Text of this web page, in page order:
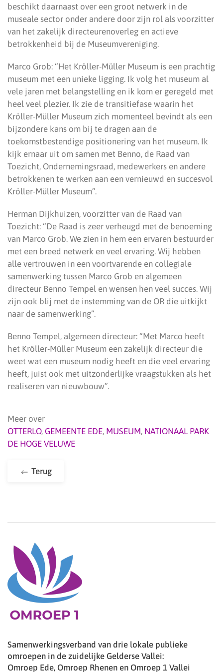
beschikt daarnaast over een groot netwerk in de
museale sector onder andere door zijn rol als voorzitter
van het zakelijk directeurenoverleg en actieve
betrokkenheid bij de Museumvereniging.
Marco Grob: “Het Kröller-Müller Museum is een prachtig
museum met een unieke ligging. Ik volg het museum al
vele jaren met belangstelling en ik kom er geregeld met
heel veel plezier. Ik zie de transitiefase waarin het
Kröller-Müller Museum zich momenteel bevindt als een
bijzondere kans om bij te dragen aan de
toekomstbestendige positionering van het museum. Ik
kijk ernaar uit om samen met Benno, de Raad van
Toezicht, Ondernemingsraad, medewerkers en andere
betrokkenen te werken aan een vernieuwd en succesvol
Kröller-Müller Museum”.
Herman Dijkhuizen, voorzitter van de Raad van
Toezicht: “De Raad is zeer verheugd met de benoeming
van Marco Grob. We zien in hem een ervaren bestuurder
met een breed netwerk en veel ervaring. Wij hebben
alle vertrouwen in een voortvarende en collegiale
samenwerking tussen Marco Grob en algemeen
directeur Benno Tempel en wensen hen veel succes. Wij
zijn ook blij met de instemming van de OR die uitkijkt
naar de samenwerking”.
Benno Tempel, algemeen directeur: “Met Marco heeft
het Kröller-Müller Museum een zakelijk directeur die
weet wat een museum nodig heeft en die veel ervaring
heeft, juist ook met uitzonderlijke vraagstukken als het
realiseren van nieuwbouw”.
Meer over
OTTERLO, GEMEENTE EDE, MUSEUM, NATIONAAL PARK
DE HOGE VELUWE
Terug
Samenwerkingsverband van drie lokale publieke
omroepen in de zuidelijke Gelderse Vallei:
Omroep Ede, Omroep Rhenen en Omroep 1 Vallei